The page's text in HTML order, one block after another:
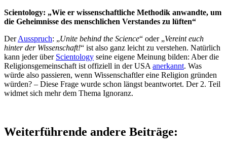
Scientology: „Wie er wissenschaftliche Methodik anwandte, um
die Geheimnisse des menschlichen Verstandes zu lüften“
DerAusspruch: „Unite behind the Science“ oder „Vereint euch
hinter der Wissenschaft!“ ist also ganz leicht zu verstehen. Natürlich
kann jeder über Scientology seine eigene Meinung bilden: Aber die
Religionsgemeinschaft ist offiziell in der USA anerkannt. Was
würde also passieren, wenn Wissenschaftler eine Religion gründen
würden? – Diese Frage wurde schon längst beantwortet. Der 2. Teil
widmet sich mehr dem Thema Ignoranz.
Weiterführende andere Beiträge: